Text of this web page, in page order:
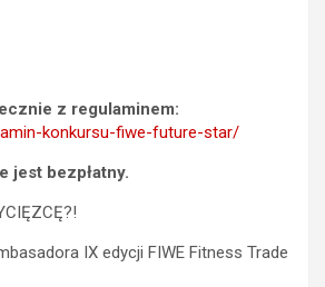
z regulaminem:
konkursu-fiwe-future-star/
jest bezpłatny.
IX edycji FIWE Fitness Trade